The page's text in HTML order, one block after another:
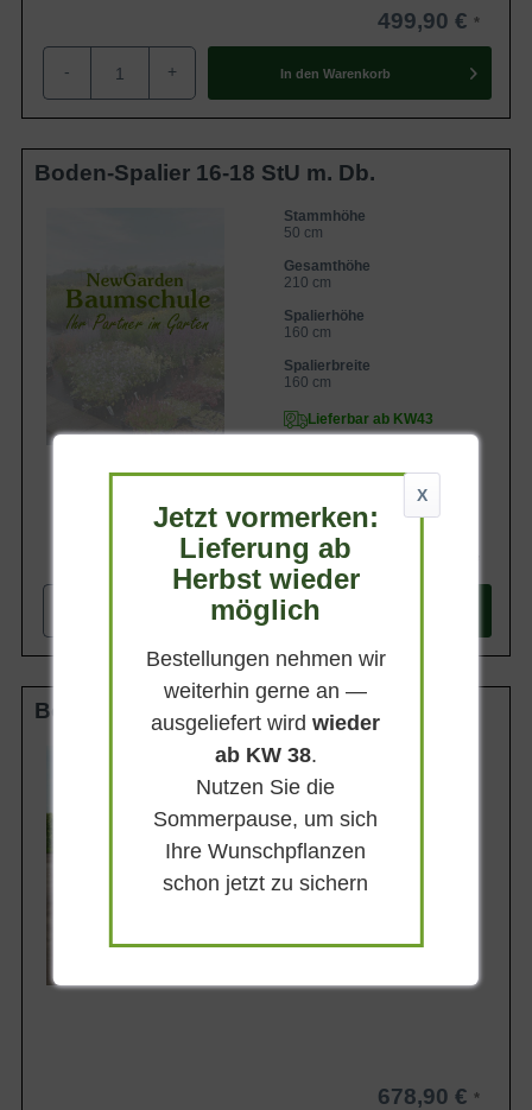
499,90 €
- + In den Warenkorb
Boden-Spalier 16-18 StU m. Db.
Stammhöhe
50 cm
Gesamthöhe
210 cm
Spalierhöhe
160 cm
Spalierbreite
160 cm
Lieferbar ab KW43
In den
Boden-Spalier 18-20 StU m. Db.
Stammhöhe
210 cm
Spalierhöhe
678,90 €
X
Jetzt vormerken:
Lieferung ab
Herbst wieder
möglich
Bestellungen nehmen wir
weiterhin gerne an —
ausgeliefert wirdwieder
ab KW 38.
Nutzen Sie die
Sommerpause, um sich
Ihre Wunschpflanzen
schon jetzt zu sichern